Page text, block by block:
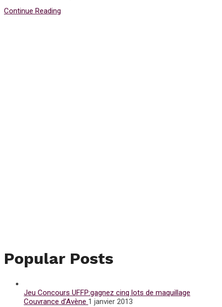
Continue Reading
Popular Posts
Jeu Concours UFFP:gagnez cinq lots de maquillage
Couvrance d’Avène 1 janvier 2013